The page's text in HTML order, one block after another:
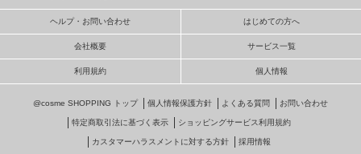
ヘルプ・お問い合わせ はじめての方へ
会社概要 サービス一覧
利用規約 個人情報
@cosme SHOPPING トップ 個人情報保護方針 よくある質問 お問い合わせ
特定商取引法に基づく表示 ショッピングサービス利用規約
カスタマーハラスメントに対する方針 採用情報